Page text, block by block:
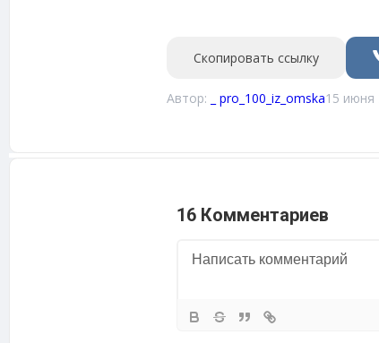
Скопировать ссылку
Автор: _ pro_100_iz_omska15 июня
16 Комментариев